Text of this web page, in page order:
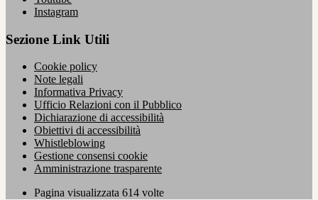
Instagram
Sezione Link Utili
Cookie policy
Note legali
Informativa Privacy
Ufficio Relazioni con il Pubblico
Dichiarazione di accessibilità
Obiettivi di accessibilità
Whistleblowing
Gestione consensi cookie
Amministrazione trasparente
Pagina visualizzata 614 volte